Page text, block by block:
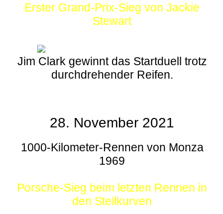
Erster Grand-Prix-Sieg von Jackie
Stewart
Jim Clark gewinnt das Startduell trotz
durchdrehender Reifen.
28. November 2021
1000-Kilometer-Rennen von Monza
1969
Porsche-Sieg beim letzten Rennen in
den Steilkurven